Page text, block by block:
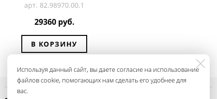
арт. 82.98970.00.1
29360 руб.
В КОРЗИНУ
Используя данный сайт, вы даете согласие на использование
файлов cookie, помогающих нам сделать его удобнее для
вас.